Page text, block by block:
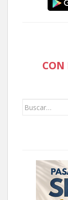
CON
Buscar: